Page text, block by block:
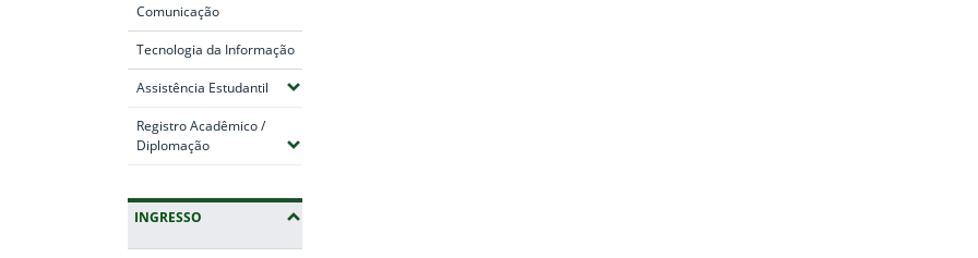
Comunicação
Tecnologia da Informação
Assistência Estudantil (Expandir submenus)
Registro Acadêmico /
Diplomação(Expandir submenus)
INGRESSO